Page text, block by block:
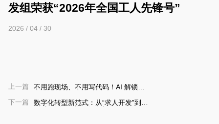
发组荣获“2026年全国工人先锋号”
2026 / 04 / 30
上一篇
不用跑现场、不用写代码！AI 解锁办
下一篇
数字化转型新范式：从“求人开发”到